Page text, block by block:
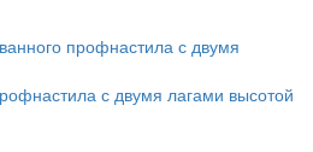
с двумя лагами высотой